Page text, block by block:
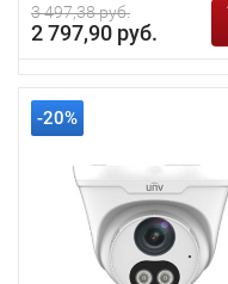
3 497,38 руб.
2 797,90 руб.
-20%